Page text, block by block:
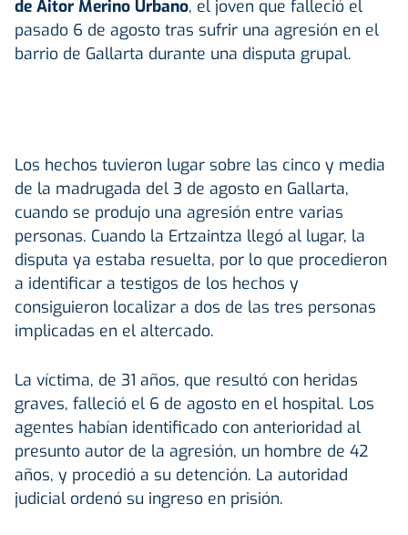
de Aitor Merino Urbano, el joven que falleció el
pasado 6 de agosto tras sufrir una agresión en el
barrio de Gallarta durante una disputa grupal.
Los hechos tuvieron lugar sobre las cinco y media
de la madrugada del 3 de agosto en Gallarta,
cuando se produjo una agresión entre varias
personas. Cuando la Ertzaintza llegó al lugar, la
disputa ya estaba resuelta, por lo que procedieron
a identificar a testigos de los hechos y
consiguieron localizar a dos de las tres personas
implicadas en el altercado.
La víctima, de 31 años, que resultó con heridas
graves, falleció el 6 de agosto en el hospital. Los
agentes habían identificado con anterioridad al
presunto autor de la agresión, un hombre de 42
años, y procedió a su detención. La autoridad
judicial ordenó su ingreso en prisión.